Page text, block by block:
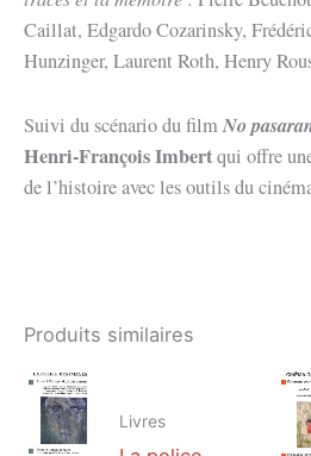
Caillat, Edgardo Cozarinsky,
Hunzinger, Laurent Roth, Henry
Suivi du scénario du filmNo
Henri-François Imbertqui offre
de l’histoire avec les outils du
Produits similaires
Livres